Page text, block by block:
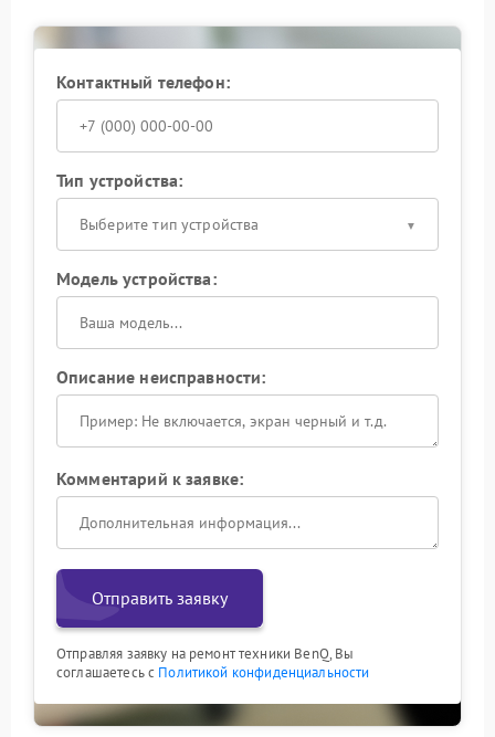
Контактный телефон:
Тип устройства:
Выберите тип устройства
Модель устройства:
Описание неисправности:
Комментарий к заявке:
Отправить заявку
Отправляя заявку на ремонт техники BenQ, Вы
соглашаетесь с Политикой конфиденциальности